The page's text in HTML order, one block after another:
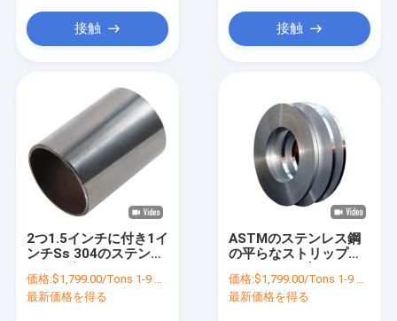
私達に連絡しなさい
つや出しの鋼鉄コイル
304ステンレス鋼コイル
ステンレス鋼のストリップのコイル
合金鋼のコイル
接触 接触
2つ1.5インチに付き1イ
ンチSs 304のステンレ
りの溶接された管の管
価格:$1,799.00/Tons 1-9 Tons
最新価格を得る
ASTMのステンレス鋼
の平らなストリップ
202 304 316 316L 410
430を巻く
価格:$1,799.00/Tons 1-9 Tons
最新価格を得る